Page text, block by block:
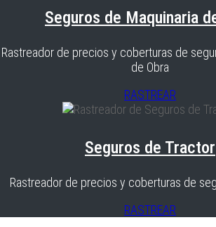
Seguros de Maquinaria
Rastreador de precios y coberturas de
de Obra
RASTREAR
Seguros de Tractor
Rastreador de precios y coberturas de
RASTREAR